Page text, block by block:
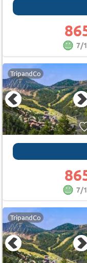
7/
TripandCo
7/
TripandCo